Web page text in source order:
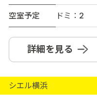
空室予定
ドミ：2
詳細を見る
シエル横浜